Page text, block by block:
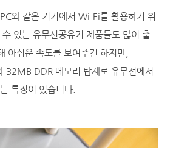
와 같은 기기에서 Wi-Fi를 활용하기 위
있는 유무선공유기 제품들도 많이 출
아쉬운 속도를 보여주긴 하지만,
32MB DDR 메모리 탑재로 유무선에서
특징이 있습니다.